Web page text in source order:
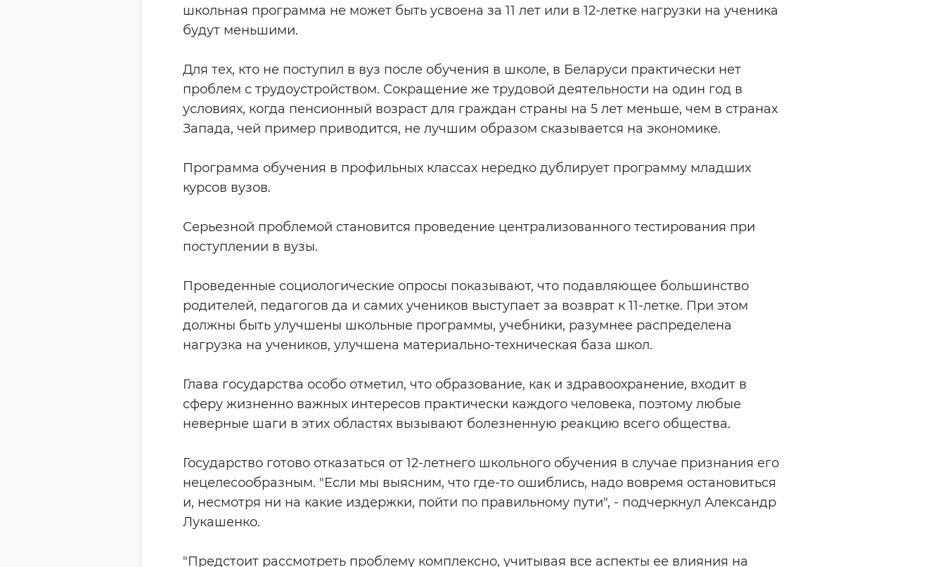
школьная программа не может быть усвоена за 11 лет или в 12-летке нагрузки на ученика
будут меньшими.
Для тех, кто не поступил в вуз после обучения в школе, в Беларуси практически нет
проблем с трудоустройством. Сокращение же трудовой деятельности на один год в
условиях, когда пенсионный возраст для граждан страны на 5 лет меньше, чем в странах
Запада, чей пример приводится, не лучшим образом сказывается на экономике.
Программа обучения в профильных классах нередко дублирует программу младших
курсов вузов.
Серьезной проблемой становится проведение централизованного тестирования при
поступлении в вузы.
Проведенные социологические опросы показывают, что подавляющее большинство
родителей, педагогов да и самих учеников выступает за возврат к 11-летке. При этом
должны быть улучшены школьные программы, учебники, разумнее распределена
нагрузка на учеников, улучшена материально-техническая база школ.
Глава государства особо отметил, что образование, как и здравоохранение, входит в
сферу жизненно важных интересов практически каждого человека, поэтому любые
неверные шаги в этих областях вызывают болезненную реакцию всего общества.
Государство готово отказаться от 12-летнего школьного обучения в случае признания его
нецелесообразным. "Если мы выясним, что где-то ошиблись, надо вовремя остановиться
и, несмотря ни на какие издержки, пойти по правильному пути", - подчеркнул Александр
Лукашенко.
"Предстоит рассмотреть проблему комплексно, учитывая все аспекты ее влияния на